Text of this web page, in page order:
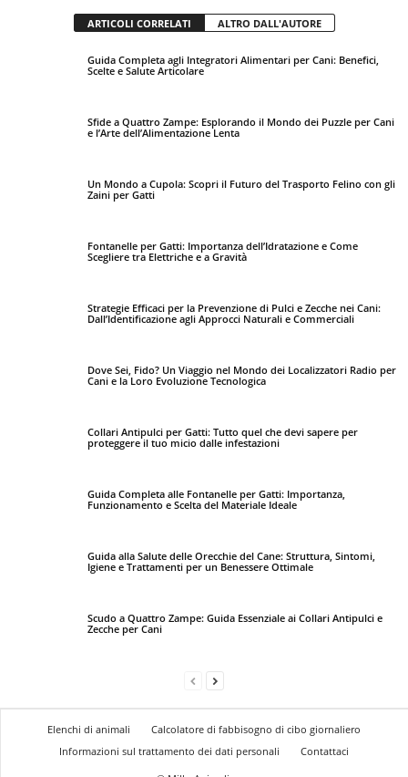
ARTICOLI CORRELATI ALTRO DALL'AUTORE
Guida Completa agli Integratori Alimentari per Cani: Benefici,
Scelte e Salute Articolare
Sfide a Quattro Zampe: Esplorando il Mondo dei Puzzle per Cani
e l’Arte dell’Alimentazione Lenta
Un Mondo a Cupola: Scopri il Futuro del Trasporto Felino con gli
Zaini per Gatti
Fontanelle per Gatti: Importanza dell’Idratazione e Come
Scegliere tra Elettriche e a Gravità
Strategie Efficaci per la Prevenzione di Pulci e Zecche nei Cani:
Dall’Identificazione agli Approcci Naturali e Commerciali
Dove Sei, Fido? Un Viaggio nel Mondo dei Localizzatori Radio per
Cani e la Loro Evoluzione Tecnologica
Collari Antipulci per Gatti: Tutto quel che devi sapere per
proteggere il tuo micio dalle infestazioni
Guida Completa alle Fontanelle per Gatti: Importanza,
Funzionamento e Scelta del Materiale Ideale
Guida alla Salute delle Orecchie del Cane: Struttura, Sintomi,
Igiene e Trattamenti per un Benessere Ottimale
Scudo a Quattro Zampe: Guida Essenziale ai Collari Antipulci e
Zecche per Cani
Elenchi di animali
Calcolatore di fabbisogno di cibo giornaliero
Informazioni sul trattamento dei dati personali
Contattaci